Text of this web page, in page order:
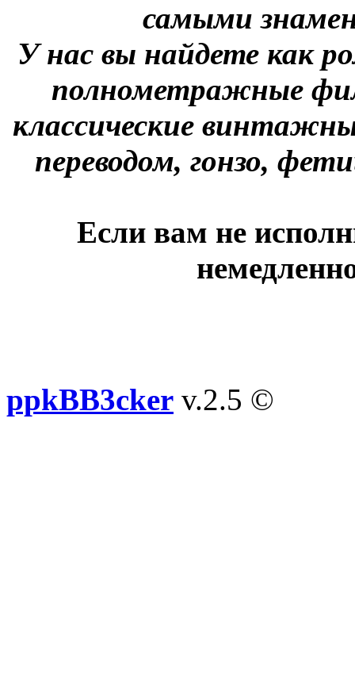
самыми
У нас вы найдете как
полнометражные
классические
переводом, гонзо,
Если вам не
ppkBB3cker v.2.5 ©